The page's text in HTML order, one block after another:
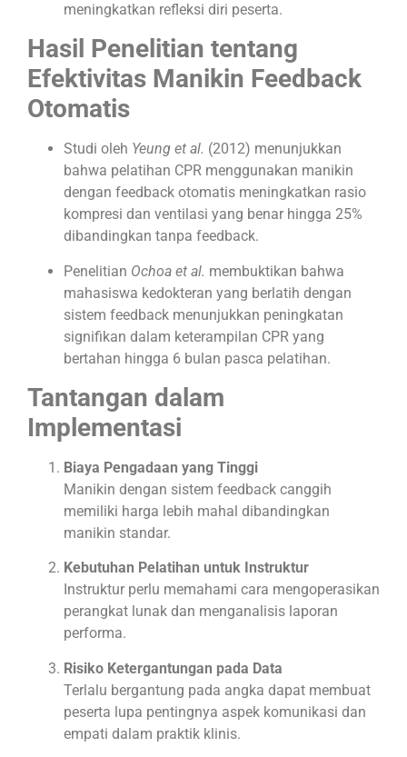
meningkatkan refleksi diri peserta.
Hasil Penelitian tentang
Efektivitas Manikin Feedback
Otomatis
Studi oleh Yeung et al. (2012) menunjukkan
bahwa pelatihan CPR menggunakan manikin
dengan feedback otomatis meningkatkan rasio
kompresi dan ventilasi yang benar hingga 25%
dibandingkan tanpa feedback.
Penelitian Ochoa et al. membuktikan bahwa
mahasiswa kedokteran yang berlatih dengan
sistem feedback menunjukkan peningkatan
signifikan dalam keterampilan CPR yang
bertahan hingga 6 bulan pasca pelatihan.
Tantangan dalam
Implementasi
Biaya Pengadaan yang Tinggi
Manikin dengan sistem feedback canggih
memiliki harga lebih mahal dibandingkan
manikin standar.
Kebutuhan Pelatihan untuk Instruktur
Instruktur perlu memahami cara mengoperasikan
perangkat lunak dan menganalisis laporan
performa.
Risiko Ketergantungan pada Data
Terlalu bergantung pada angka dapat membuat
peserta lupa pentingnya aspek komunikasi dan
empati dalam praktik klinis.